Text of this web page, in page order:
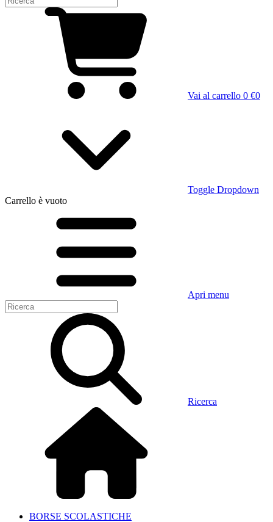
Vai al carrello 0 €0
Toggle Dropdown
Carrello è vuoto
Apri menu
Ricerca
BORSE SCOLASTICHE